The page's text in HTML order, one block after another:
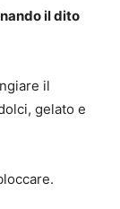
il dito
il
gelato e